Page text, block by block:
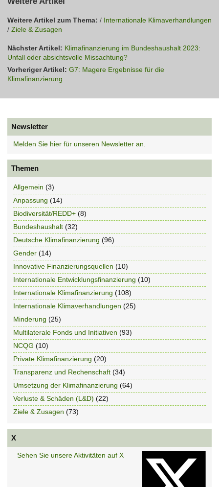
Weitere Artikel zum Thema: / Internationale Klimaverhandlungen
/ Ziele & Zusagen
Nächster Artikel: Klimafinanzierung im Bundeshaushalt 2023:
Unfall oder absichtsvolle Missachtung?
Vorheriger Artikel: G7: Magere Ergebnisse für die
Klimafinanzierung
Newsletter
Melden Sie hier für unseren Newsletter an.
Themen
Allgemein (3)
Anpassung (14)
Biodiversität/REDD+ (8)
Bundeshaushalt (32)
Deutsche Klimafinanzierung (96)
Gender (14)
Innovative Finanzierungsquellen (10)
Internationale Entwicklungsfinanzierung (10)
Internationale Klimafinanzierung (108)
Internationale Klimaverhandlungen (25)
Minderung (25)
Multilaterale Fonds und Initiativen (93)
NCQG (10)
Private Klimafinanzierung (20)
Transparenz und Rechenschaft (34)
Umsetzung der Klimafinanzierung (64)
Verluste & Schäden (L&D) (22)
Ziele & Zusagen (73)
X
Sehen Sie unsere Aktivitäten auf X